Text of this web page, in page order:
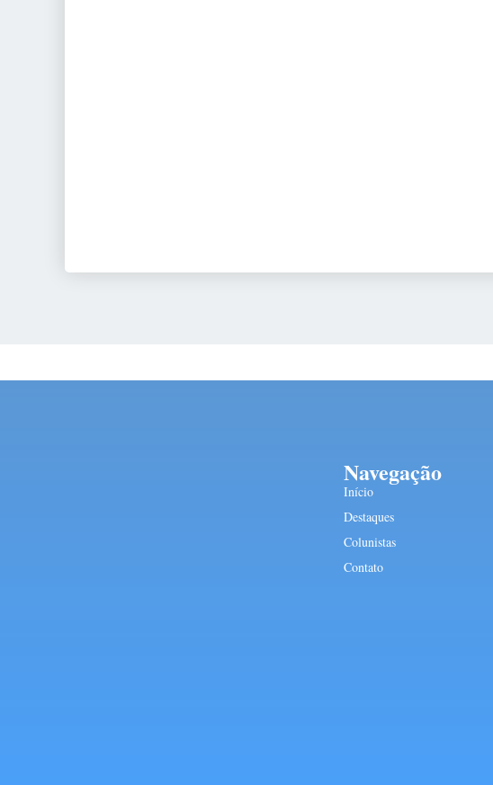
Navegação
Início
Destaques
Colunistas
Contato